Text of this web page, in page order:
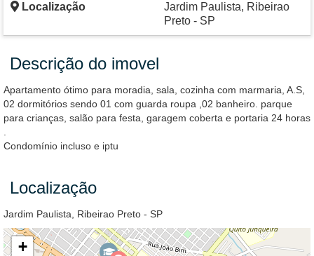
Localização
Jardim Paulista, Ribeirao
Preto - SP
Descrição do imovel
Apartamento ótimo para moradia, sala, cozinha com marmaria, A.S,
02 dormitórios sendo 01 com guarda roupa ,02 banheiro. parque
para crianças, salão para festa, garagem coberta e portaria 24 horas
Condomínio incluso e iptu
Localização
Jardim Paulista, Ribeirao Preto - SP
+